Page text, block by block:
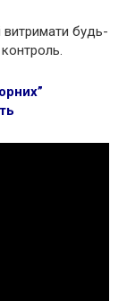
витримати будь-